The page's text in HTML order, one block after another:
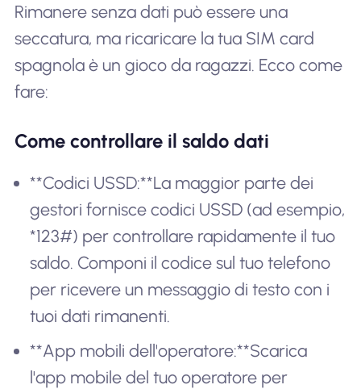
Rimanere senza dati può essere una
seccatura, ma ricaricare la tua SIM card
spagnola è un gioco da ragazzi. Ecco come
fare:
Come controllare il saldo dati
**Codici USSD:**La maggior parte dei
gestori fornisce codici USSD (ad esempio,
*123#) per controllare rapidamente il tuo
saldo. Componi il codice sul tuo telefono
per ricevere un messaggio di testo con i
tuoi dati rimanenti.
**App mobili dell'operatore:**Scarica
l'app mobile del tuo operatore per